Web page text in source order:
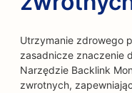
Utrzymanie zdrowego
zasadnicze znaczenie
Narzędzie Backlink
zwrotnych,